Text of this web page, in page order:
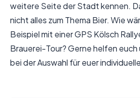
weitere Seite der Stadt kennen.
nicht alles zum Thema Bier. Wie
Beispiel mit einer GPS Kölsch
Brauerei-Tour? Gerne helfen
bei der Auswahl für euer